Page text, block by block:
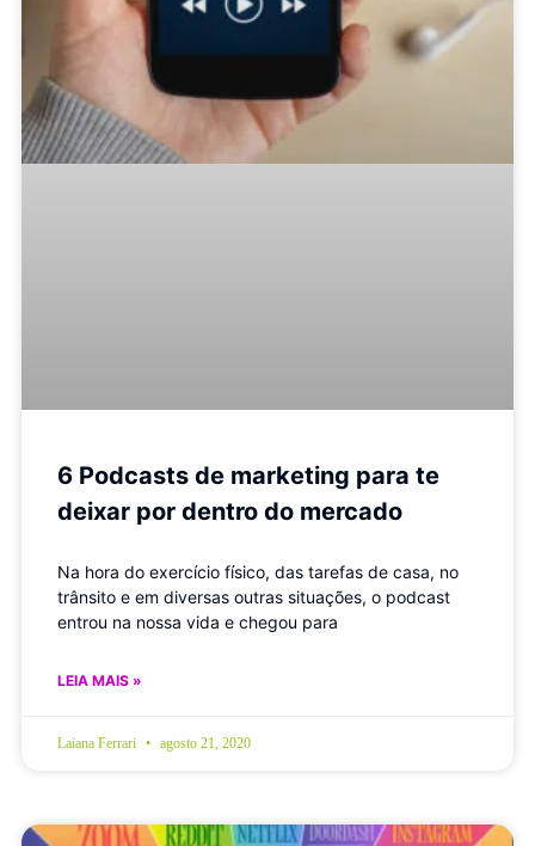
6 Podcasts de marketing para te
deixar por dentro do mercado
Na hora do exercício físico, das tarefas de casa, no
trânsito e em diversas outras situações, o podcast
entrou na nossa vida e chegou para
LEIA MAIS »
Laiana Ferrari agosto 21, 2020